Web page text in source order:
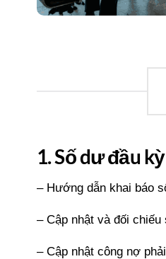
1. Số dư đầu
– Hướng dẫn khai báo
– Cập nhật và đối
– Cập nhật công nợ